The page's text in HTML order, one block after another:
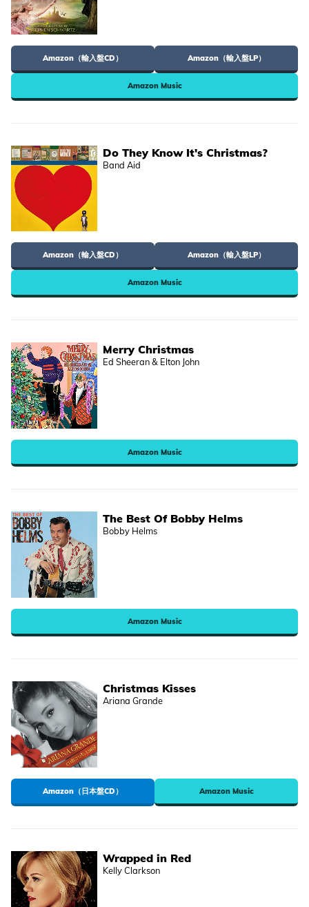
Amazon（輸入盤CD） Amazon（輸入盤LP）
Amazon Music
Do They Know It's Christmas?
Band Aid
Amazon（輸入盤CD） Amazon（輸入盤LP）
Amazon Music
Merry Christmas
Ed Sheeran & Elton John
Amazon Music
The Best Of Bobby Helms
Bobby Helms
Amazon Music
Christmas Kisses
Ariana Grande
Amazon（日本盤CD） Amazon Music
Wrapped in Red
Kelly Clarkson